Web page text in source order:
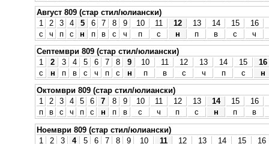
Август 809 (стар стил/юлиански)
1
2 3 4 5 6 7 8 9 10 11 12 13 14 15
16
с
ч п с н п в с ч п с н п в с
ч
Септември 809 (стар стил/юлиански)
1
2 3 4 5 6 7 8 9 10 11 12 13 14 15
16
с
н п в с ч п с н п в с ч п с
н
Октомври 809 (стар стил/юлиански)
1
2 3 4 5 6 7 8 9 10 11 12 13 14 15
16
п
в с ч п с н п в с ч п с н п
в
Ноември 809 (стар стил/юлиански)
1
2 3 4 5 6 7 8 9 10 11 12 13 14 15
16